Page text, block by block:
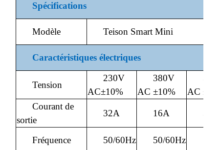
Spécifications
Modèle Teison Smart Mini
Caractéristiques électriques
Tension
230V
AC±10%
380V
AC ±10%
AC
Courant de
sortie
32A 16A
Fréquence 50/60Hz 50/60Hz